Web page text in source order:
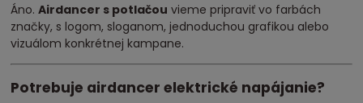
Áno.Airdancer s potlačou vieme pripraviť vo farbách
značky, s logom, sloganom, jednoduchou grafikou alebo
vizuálom konkrétnej kampane.
Potrebuje airdancer elektrické napájanie?